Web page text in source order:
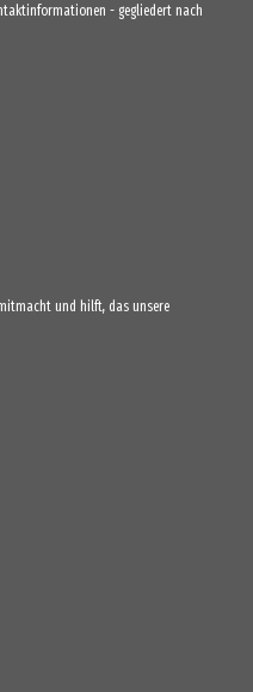
- gegliedert nach
und hilft, das unsere